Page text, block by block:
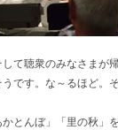
て聴衆のみなさまが
です。な～るほど。
とんぼ」「里の秋」